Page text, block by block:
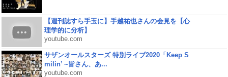
【週刊誌すら手玉に】手越祐也さんの会見を【心
理学的に分析】
youtube.com
サザンオールスターズ 特別ライブ2020「Keep S
milin’ ~皆さん、あ...
youtube.com